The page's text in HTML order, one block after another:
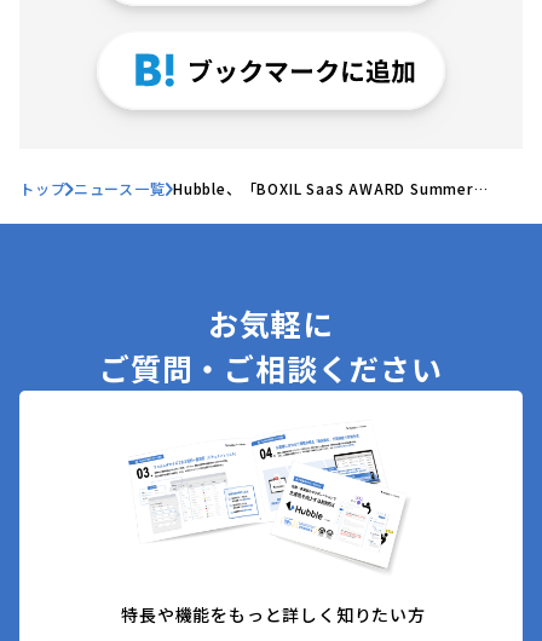
トップ ニュース一覧 Hubble、「BOXIL SaaS AWARD Summer
お気軽に
ご質問・ご相談ください
特長や機能をもっと詳しく知りたい方